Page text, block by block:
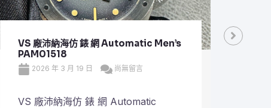
VS 廠沛納海仿 錶 網 Automatic Men’s
PAM01518
2026 年 3 月 19 日 尚無留言
VS 廠沛納海仿 錶 網 Automatic